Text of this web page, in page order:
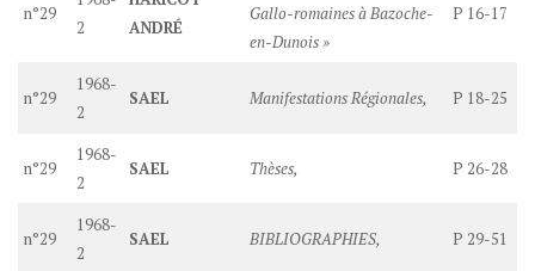
n°29
2
ANDRÉ
Gallo-romaines à Bazoche-
en-Dunois »
P 16-17
n°29
1968-
2
SAEL Manifestations Régionales, P 18-25
n°29
1968-
2
SAEL Thèses, P 26-28
n°29
1968-
2
SAEL BIBLIOGRAPHIES, P 29-51